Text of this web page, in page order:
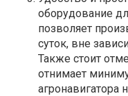
оборудование
позволяет
суток, вне
Также стоит
отнимает
агронавигатора